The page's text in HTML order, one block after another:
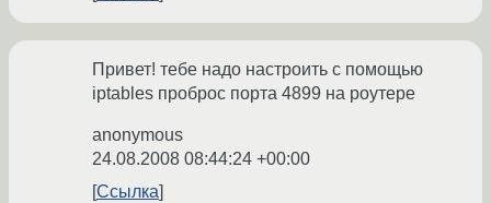
Привет! тебе надо настроить с помощью
iptables проброс порта 4899 на роутере
anonymous
24.08.2008 08:44:24 +00:00
Ссылка